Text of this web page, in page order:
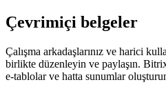
Çevrimiçi belgeler
Çalışma arkadaşlarınız ve harici
birlikte düzenleyin ve paylaşın.
e-tablolar ve hatta sunumlar